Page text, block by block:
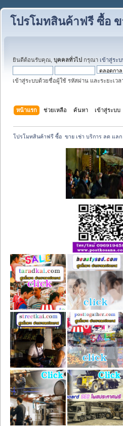
โปรโมทสินค้าฟรี ซื้อ
ยินดีต้อนรับคุณ, บุคคลทั่วไป กรุณา เข้าสู่ระ
เข้าสู่ระบบด้วยชื่อผู้ใช้ รหัสผ่าน และระยะเว
หน้าแรก ช่วยเหลือ ค้นหา เข้าสู่ระบบ
โปรโมทสินค้าฟรี ซื้อ  ขาย เช่า บริการ ลด แล